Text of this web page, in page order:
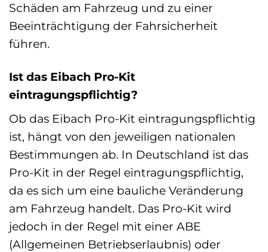
Schäden am Fahrzeug und zu einer
Beeinträchtigung der Fahrsicherheit
führen.
Ist das Eibach Pro-Kit
eintragungspflichtig?
Ob das Eibach Pro-Kit eintragungspflichtig
ist, hängt von den jeweiligen nationalen
Bestimmungen ab. In Deutschland ist das
Pro-Kit in der Regel eintragungspflichtig,
da es sich um eine bauliche Veränderung
am Fahrzeug handelt. Das Pro-Kit wird
jedoch in der Regel mit einer ABE
(Allgemeinen Betriebserlaubnis) oder